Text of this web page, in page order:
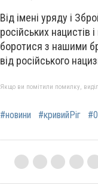
Від імені уряду і
російських
боротися з нашими
від російського
Якщо ви помітили помилку,
#новини #кривийРіг